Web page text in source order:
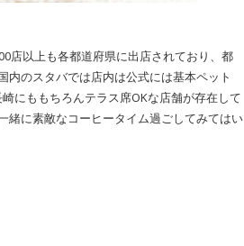
店以上も各都道府県に出店されており、都
のスタバでは店内は公式には基本ペット
にももちろんテラス席OKな店舗が存在して
緒に素敵なコーヒータイム過ごしてみてはい